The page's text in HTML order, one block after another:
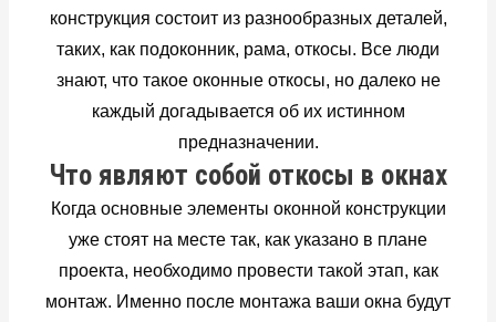
конструкция состоит из разнообразных деталей,
таких, как подоконник, рама, откосы. Все люди
знают, что такое оконные откосы, но далеко не
каждый догадывается об их истинном
предназначении.
Что являют собой откосы в окнах
Когда основные элементы оконной конструкции
уже стоят на месте так, как указано в плане
проекта, необходимо провести такой этап, как
монтаж. Именно после монтажа ваши окна будут